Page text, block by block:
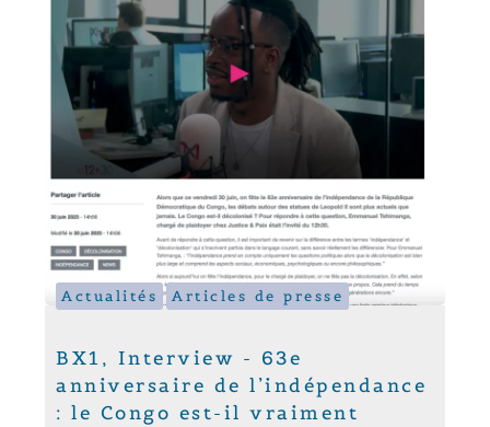
Actualités Articles de presse
BX1, Interview - 63e
anniversaire de l’indépendance
: le Congo est-il vraiment